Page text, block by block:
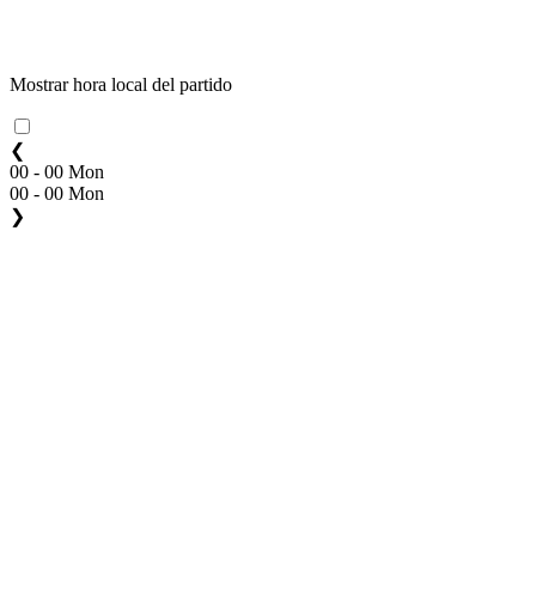
Mostrar hora local del partido
❮
00 - 00 Mon
00 - 00 Mon
❯